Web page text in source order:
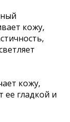
кожу,
кожу,
ее гладкой и